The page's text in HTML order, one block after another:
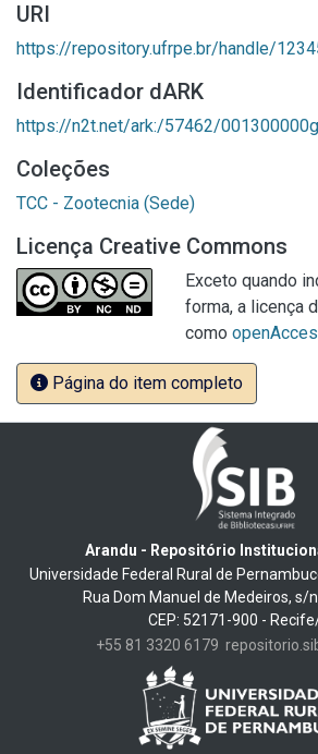
URI
https://repository.ufrpe.br/handle/
Identificador dARK
https://n2t.net/ark:/57462/
Coleções
TCC - Zootecnia (Sede)
Licença Creative Commons
Exceto quando
forma, a licença
como
Página do item completo
Arandu - Repositório
Universidade Federal Rural de
Rua Dom Manuel de Medeiros, s/
CEP: 52171-900 -
+55 81 3320 6179